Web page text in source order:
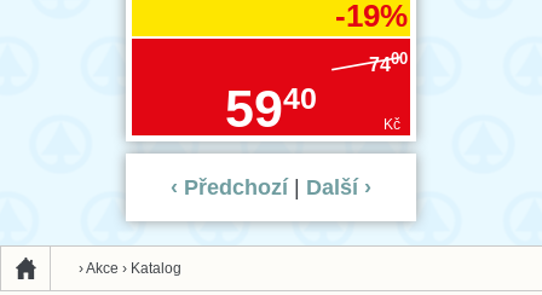
-19%
7400
5940
Kč
‹ Předchozí Další ›
›Akce › Katalog